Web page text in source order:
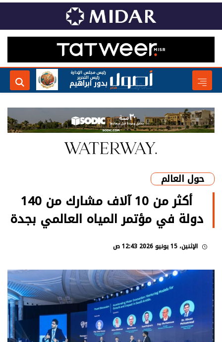
رئيس مجلس الإدارة
رئيس التحرير
بدور ابراهيم
حول العالم
أكثر من 10 آلاف مشارك من 140
دولة في مؤتمر المياه العالمي بجدة
الإثنين، 15 يونيو 2026 12:43 ص